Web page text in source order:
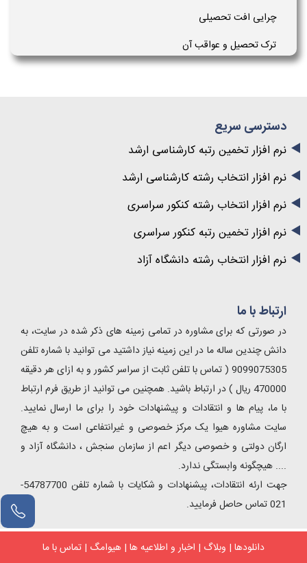
چرایی افت تحصیلی
ترک تحصیل و عواقب آن
دسترسی سریع
نرم افزار تخمین رتبه کارشناسی ارشد
نرم افزار انتخاب رشته کارشناسی ارشد
نرم افزار انتخاب رشته کنکور سراسری
نرم افزار تخمین رتبه کنکور سراسری
نرم افزار انتخاب رشته دانشگاه آزاد
ارتباط با ما
در صورتی که برای مشاوره در تمامی زمینه های ذکر شده در سایت، به
دانش چندین ساله ما در این زمینه نیاز داشتید می توانید با شماره تلفن
9099075305 ( تماس با تلفن ثابت از سراسر کشور و به ازای هر دقیقه
470000 ریال ) در ارتباط باشید. همچنین می توانید از طریق فرم ارتباط
با ما، پیام ها و انتقادات و پیشنهادات خود را برای ما ارسال نمایید.
سایت مشاوره هیوا یک مرکز خصوصی و غیرانتفاعی است و به هیچ
ارگان دولتی و خصوصی دیگر اعم از سازمان سنجش ، دانشگاه آزاد و
.... هیچگونه وابستگی ندارد.
جهت ارئه انتقادات، پیشنهادات و شکایات با شماره تلفن 54787700-
021 تماس حاصل فرمایید.
دانلودها | وبلاگ | اخبار و اطلاعیه ها | هیوامگ | تماس با ما